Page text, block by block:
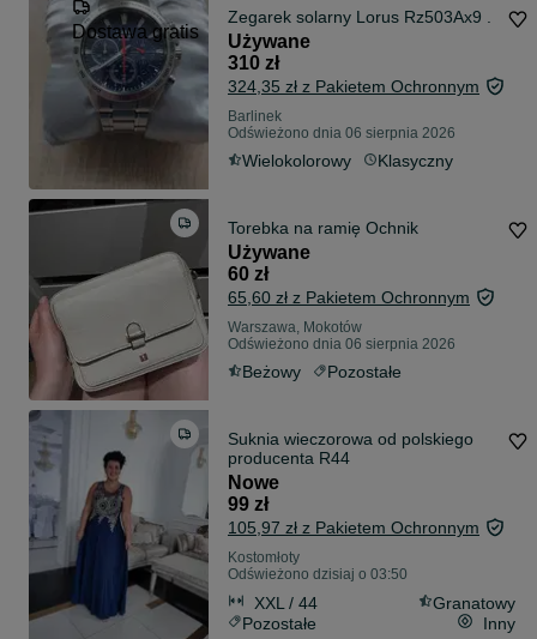
Dostawa gratis
Zegarek solarny Lorus Rz503Ax9 .
Używane
310 zł
324,35 zł z Pakietem Ochronnym
Barlinek
Odświeżono dnia 06 sierpnia 2026
Wielokolorowy Klasyczny
Torebka na ramię Ochnik
Używane
60 zł
65,60 zł z Pakietem Ochronnym
Warszawa, Mokotów
Odświeżono dnia 06 sierpnia 2026
Beżowy Pozostałe
Suknia wieczorowa od polskiego
producenta R44
Nowe
99 zł
105,97 zł z Pakietem Ochronnym
Kostomłoty
Odświeżono dzisiaj o 03:50
XXL / 44
Granatowy
Pozostałe
Inny